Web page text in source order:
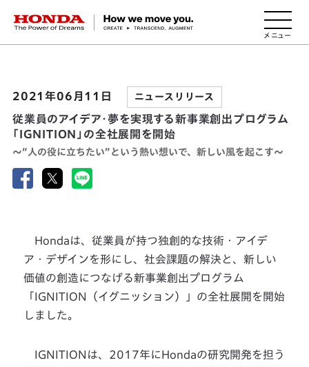
HONDA The Power of Dreams
2021年06月11日 ニュースリリース
従業員のアイデア・夢を実現する新事業創出プログラム
「IGNITION」の全社展開を開始
～“人の役に立ちたい”という熱い想いで、新しい風を起こす～
Hondaは、従業員が持つ独創的な技術・アイデ
ア・デザインを形にし、社会課題の解決と、新しい
価値の創造につなげる新事業創出プログラム
「IGNITION（イグニッション）」の全社展開を開始
しました。
IGNITIONは、2017年にHondaの研究開発を担う